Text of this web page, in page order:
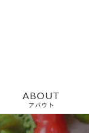
ABOUT
アバウト